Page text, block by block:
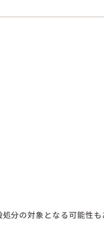
分の対象となる可能性も